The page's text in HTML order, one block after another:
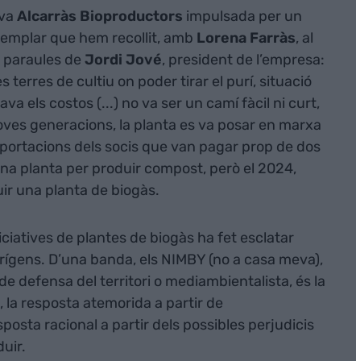
Alcarràs Bioproductors impulsada per un
que hem recollit, amb Lorena Farràs, al
de Jordi Jové, president de l’empresa:
terres de cultiu on poder tirar el purí, situació
els costos (...) no va ser un camí fàcil ni curt,
generacions, la planta es va posar en marxa
dels socis que van pagar prop de dos
planta per produir compost, però el 2024,
una planta de biogàs.
de plantes de biogàs ha fet esclatar
D’una banda, els NIMBY (no a casa meva),
defensa del territori o mediambientalista, és la
la resposta atemorida a partir de
racional a partir dels possibles perjudicis